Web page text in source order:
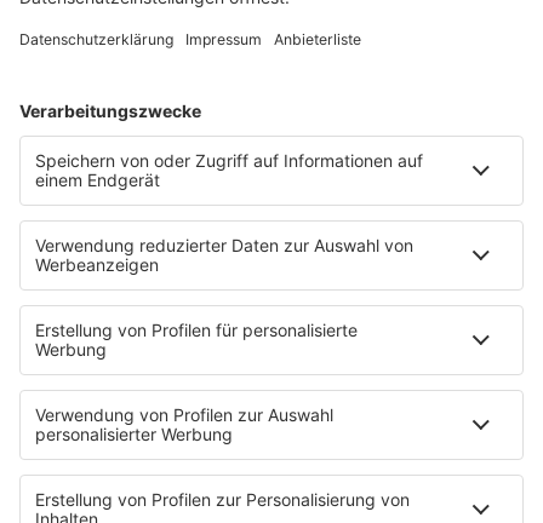
Binlerce Kişi Yüzerek
Göreve Çağırdı
Sıcakta Tuz Kaybına
Enflasyon Temmuzda
Yüzde 2,8’e Yükseldi
RKI: Sıcaklığa Bağlı
Ölümler 10 Bine
Yaklaştı!